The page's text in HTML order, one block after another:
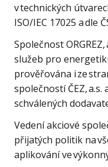
v technických
ISO/IEC 17025 a dle
Společnost
služeb pro
prověřována i ze
společností ČEZ, a.s.
schválených
Vedení akciové
přijatých politik na
aplikování ve